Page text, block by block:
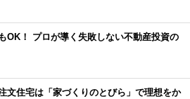
OK！ プロが導く失敗しない不動産投資の
文住宅は「家づくりのとびら」で理想をか